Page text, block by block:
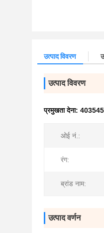
उत्पाद विवरण
उत्पाद विवरण
प्रमुखता देना:
ओई नं.:
रंग:
ब्रांड नाम:
उत्पाद वर्णन